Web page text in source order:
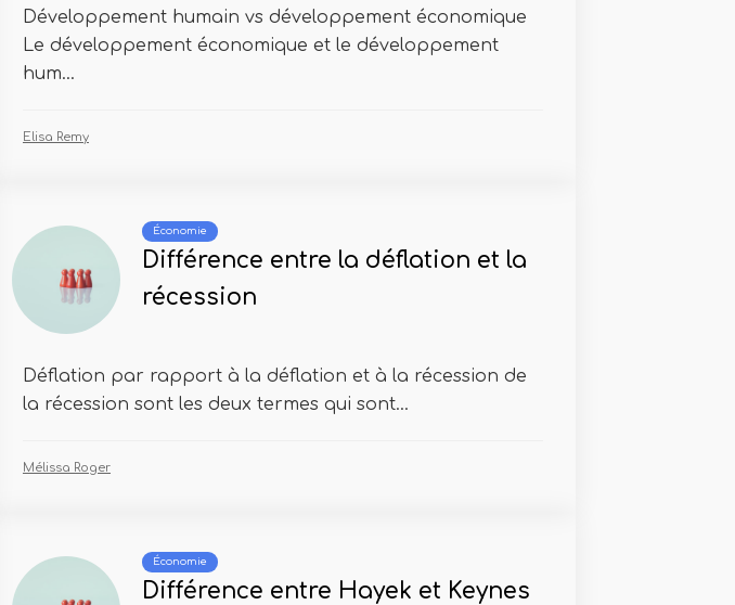
Développement humain vs développement économique
Le développement économique et le développement
hum...
Elisa Remy
Économie
Différence entre la déflation et la
récession
Déflation par rapport à la déflation et à la récession de
la récession sont les deux termes qui sont...
Mélissa Roger
Économie
Différence entre Hayek et Keynes